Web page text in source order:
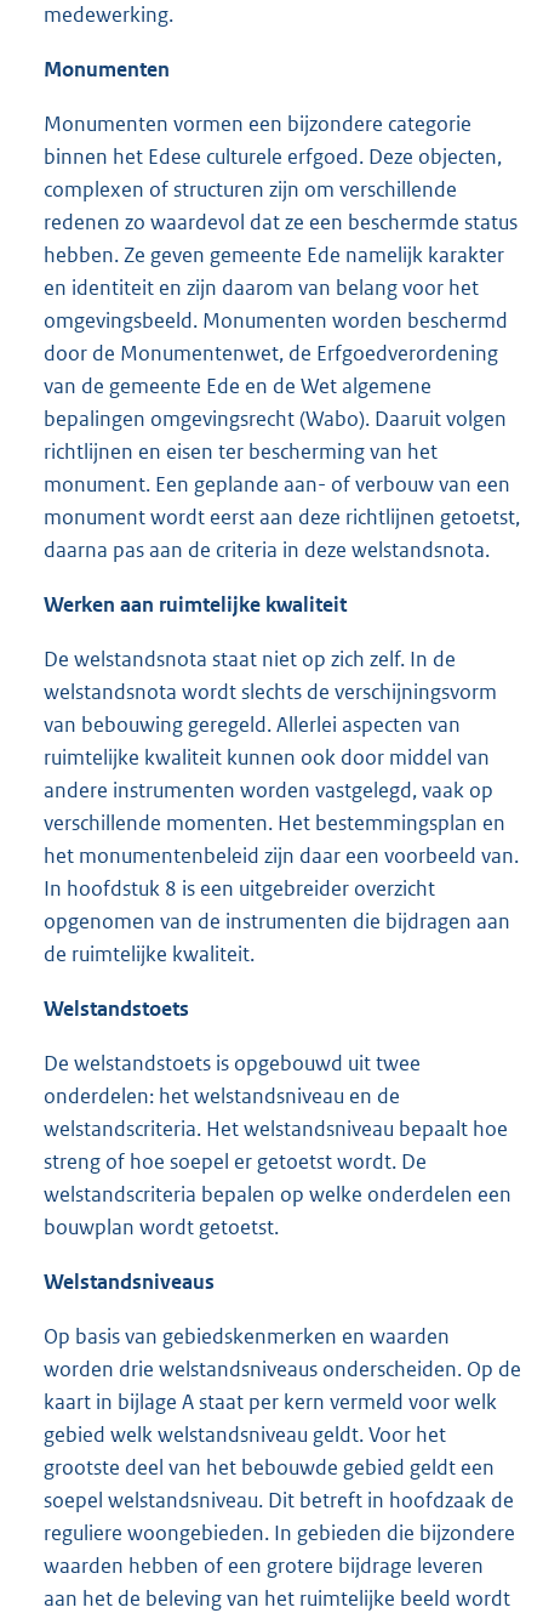
medewerking.
Monumenten
Monumenten vormen een bijzondere categorie
binnen het Edese culturele erfgoed. Deze objecten,
complexen of structuren zijn om verschillende
redenen zo waardevol dat ze een beschermde status
hebben. Ze geven gemeente Ede namelijk karakter
en identiteit en zijn daarom van belang voor het
omgevingsbeeld. Monumenten worden beschermd
door de Monumentenwet, de Erfgoedverordening
van de gemeente Ede en de Wet algemene
bepalingen omgevingsrecht (Wabo). Daaruit volgen
richtlijnen en eisen ter bescherming van het
monument. Een geplande aan- of verbouw van een
monument wordt eerst aan deze richtlijnen getoetst,
daarna pas aan de criteria in deze welstandsnota.
Werken aan ruimtelijke kwaliteit
De welstandsnota staat niet op zich zelf. In de
welstandsnota wordt slechts de verschijningsvorm
van bebouwing geregeld. Allerlei aspecten van
ruimtelijke kwaliteit kunnen ook door middel van
andere instrumenten worden vastgelegd, vaak op
verschillende momenten. Het bestemmingsplan en
het monumentenbeleid zijn daar een voorbeeld van.
In hoofdstuk 8 is een uitgebreider overzicht
opgenomen van de instrumenten die bijdragen aan
de ruimtelijke kwaliteit.
Welstandstoets
De welstandstoets is opgebouwd uit twee
onderdelen: het welstandsniveau en de
welstandscriteria. Het welstandsniveau bepaalt hoe
streng of hoe soepel er getoetst wordt. De
welstandscriteria bepalen op welke onderdelen een
bouwplan wordt getoetst.
Welstandsniveaus
Op basis van gebiedskenmerken en waarden
worden drie welstandsniveaus onderscheiden. Op de
kaart in bijlage A staat per kern vermeld voor welk
gebied welk welstandsniveau geldt. Voor het
grootste deel van het bebouwde gebied geldt een
soepel welstandsniveau. Dit betreft in hoofdzaak de
reguliere woongebieden. In gebieden die bijzondere
waarden hebben of een grotere bijdrage leveren
aan het de beleving van het ruimtelijke beeld wordt